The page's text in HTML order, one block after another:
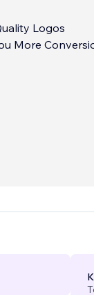
Logos
More